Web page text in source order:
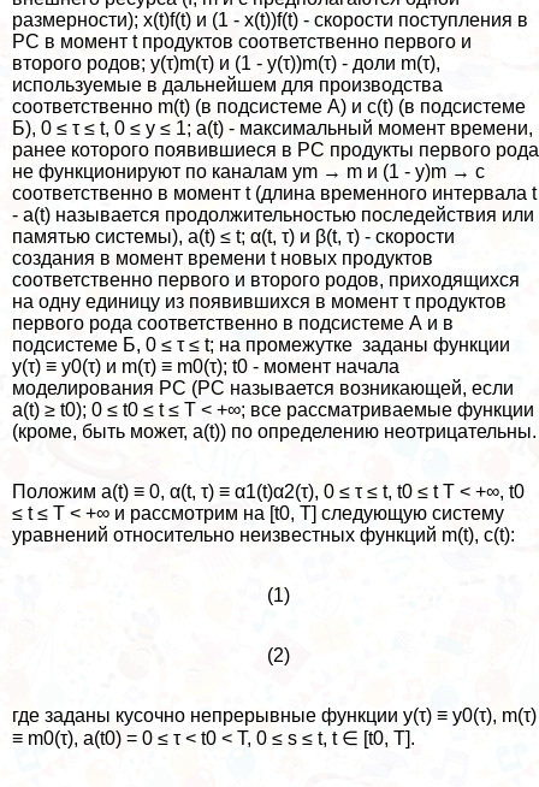
размерности); x(t)f(t) и (1 - x(t))f(t) - скорости поступления в
РС в момент t продуктов соответственно первого и
второго родов; y(τ)m(τ) и (1 - y(τ))m(τ) - доли m(τ),
используемые в дальнейшем для производства
соответственно m(t) (в подсистеме А) и c(t) (в подсистеме
Б), 0 ≤ τ ≤ t, 0 ≤ y ≤ 1; a(t) - максимальный момент времени,
ранее которого появившиеся в РС продукты первого рода
не функционируют по каналам ym → m и (1 - y)m → c
соответственно в момент t (длина временного интервала t
- a(t) называется продолжительностью последействия или
памятью системы), a(t) ≤ t; α(t, τ) и β(t, τ) - скорости
создания в момент времени t новых продуктов
соответственно первого и второго родов, приходящихся
на одну единицу из появившихся в момент τ продуктов
первого рода соответственно в подсистеме А и в
подсистеме Б, 0 ≤ τ ≤ t; на промежутке заданы функции
y(τ) ≡ y0(τ) и m(τ) ≡ m0(τ); t0 - момент начала
моделирования РС (РС называется возникающей, если
a(t) ≥ t0); 0 ≤ t0 ≤ t ≤ T < +∞; все рассматриваемые функции
(кроме, быть может, a(t)) по определению неотрицательны.
Положим a(t) ≡ 0, α(t, τ) ≡ α1(t)α2(τ), 0 ≤ τ ≤ t, t0 ≤ t T < +∞, t0
≤ t ≤ T < +∞ и рассмотрим на [t0, T] следующую систему
уравнений относительно неизвестных функций m(t), c(t):
(1)
(2)
где заданы кусочно непрерывные функции y(τ) ≡ y0(τ), m(τ)
≡ m0(τ), a(t0) = 0 ≤ τ < t0 < T, 0 ≤ s ≤ t, t ∈ [t0, T].